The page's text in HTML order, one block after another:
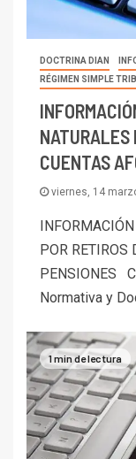
DOCTRINA DIAN
RÉGIMEN SIMPLE
NATURALES
CUENTAS
viernes, 14
POR RETIROS
PENSIONES
Normativa y
1 min de lectura